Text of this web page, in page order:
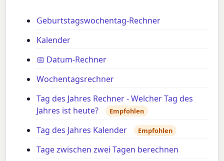
Geburtstagswochentag-Rechner
Kalender
📅 Datum-Rechner
Wochentagsrechner
Tag des Jahres Rechner - Welcher Tag des
Jahres ist heute?
Empfohlen
Tag des Jahres Kalender Empfohlen
Tage zwischen zwei Tagen berechnen